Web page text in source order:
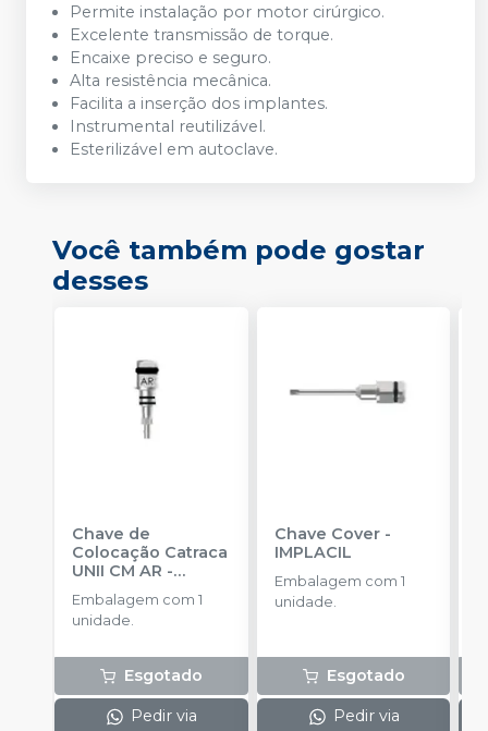
Permite instalação por motor cirúrgico.
Excelente transmissão de torque.
Encaixe preciso e seguro.
Alta resistência mecânica.
Facilita a inserção dos implantes.
Instrumental reutilizável.
Esterilizável em autoclave.
Você também pode gostar
desses
Chave de
Colocação Catraca
UNII CM AR -
IMPLACIL
Embalagem com 1
unidade.
Esgotado
Pedir via
Chave Cover-
IMPLACIL
Embalagem com 1
unidade.
Esgotado
Pedir via